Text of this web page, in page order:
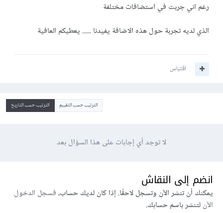
رغم اني جربت في استضافات مختلفة
الذي لديه تجربة حول هذه الاضافة يفيدنا ...... يعطيكم العافية
اقتباس
الترتيب حسب التقييم الترتيب حسب التاريخ
لا توجد أي إجابات على هذا السؤال بعد
انضم إلى النقاش
يمكنك أن تنشر الآن وتسجل لاحقًا. إذا كان لديك حساب،فسجل الدخول
الآنلتنشر باسم حسابك.